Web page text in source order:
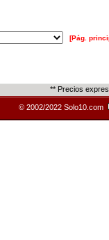
[Pág.
** Precios
© 2002/2022 Solo10.com